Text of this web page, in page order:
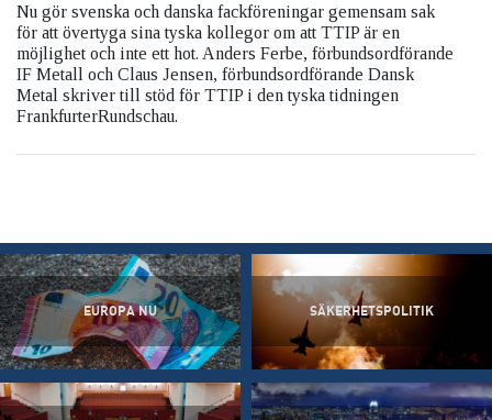
Nu gör svenska och danska fackföreningar gemensam sak
för att övertyga sina tyska kollegor om att TTIP är en
möjlighet och inte ett hot. Anders Ferbe, förbundsordförande
IF Metall och Claus Jensen, förbundsordförande Dansk
Metal skriver till stöd för TTIP i den tyska tidningen
FrankfurterRundschau.
EUROPA NU SÄKERHETSPOLITIK